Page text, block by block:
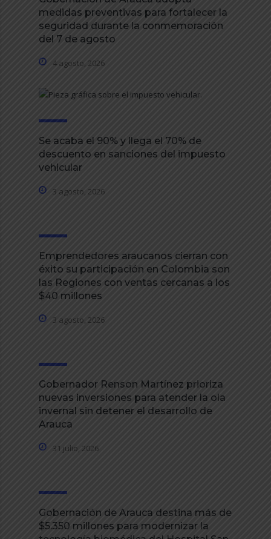
medidas preventivas para fortalecer la
seguridad durante la conmemoración
del 7 de agosto
4 agosto, 2026
Se acaba el 90% y llega el 70% de
descuento en sanciones del impuesto
vehicular
3 agosto, 2026
Emprendedores araucanos cierran con
éxito su participación en Colombia son
las Regiones con ventas cercanas a los
$40 millones
3 agosto, 2026
Gobernador Renson Martínez prioriza
nuevas inversiones para atender la ola
invernal sin detener el desarrollo de
Arauca
31 julio, 2026
Gobernación de Arauca destina más de
$5.350 millones para modernizar la